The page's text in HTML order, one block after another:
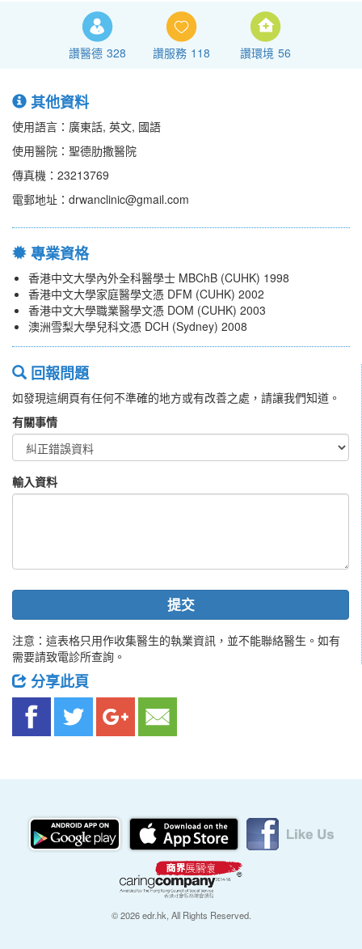
讚醫德 328 讚服務 118 讚環境 56
其他資料
使用語言：廣東話, 英文, 國語
使用醫院：聖德肋撒醫院
傳真機：23213769
電郵地址：drwanclinic@gmail.com
專業資格
香港中文大學內外全科醫學士 MBChB (CUHK) 1998
香港中文大學家庭醫學文憑 DFM (CUHK) 2002
香港中文大學職業醫學文憑 DOM (CUHK) 2003
澳洲雪梨大學兒科文憑 DCH (Sydney) 2008
回報問題
如發現這網頁有任何不準確的地方或有改善之處，請讓我們知道。
有關事情
輸入資料
提交
注意：這表格只用作收集醫生的執業資訊，並不能聯絡醫生。如有
需要請致電診所查詢。
分享此頁
© 2026 edr.hk, All Rights Reserved.